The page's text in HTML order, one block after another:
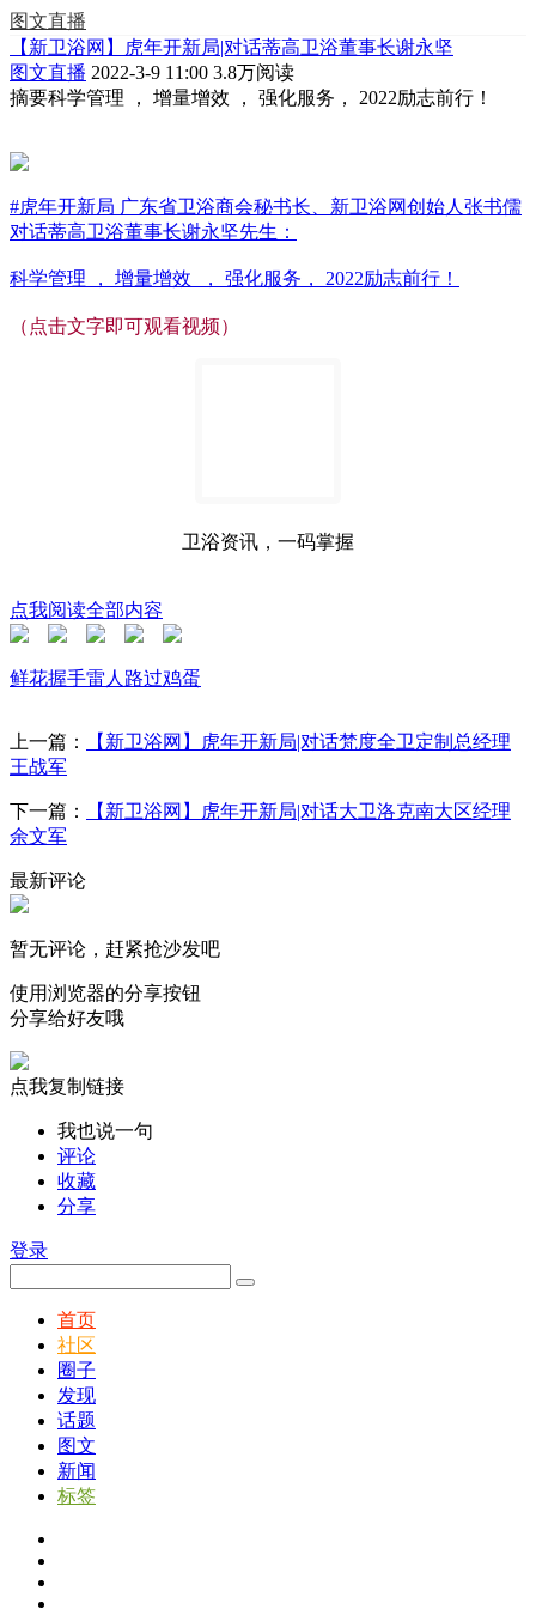
图文直播
【新卫浴网】虎年开新局|对话蒂高卫浴董事长谢永坚
图文直播 2022-3-9 11:00 3.8万阅读
摘要科学管理 ， 增量增效 ， 强化服务， 2022励志前行！
#虎年开新局 广东省卫浴商会秘书长、新卫浴网创始人张书儒
对话蒂高卫浴董事长谢永坚先生：
科学管理 ， 增量增效 ， 强化服务， 2022励志前行！
（点击文字即可观看视频）
卫浴资讯，一码掌握
点我阅读全部内容
鲜花握手雷人 路过鸡蛋
上一篇：
【新卫浴网】虎年开新局|对话梵度全卫定制总经理
王战军
下一篇：
【新卫浴网】虎年开新局|对话大卫洛克南大区经理
余文军
最新评论
暂无评论，赶紧抢沙发吧
使用浏览器的分享按钮
分享给好友哦
点我复制链接
我也说一句
评论
收藏
分享
登录
首页
社区
圈子
发现
话题
图文
新闻
标签